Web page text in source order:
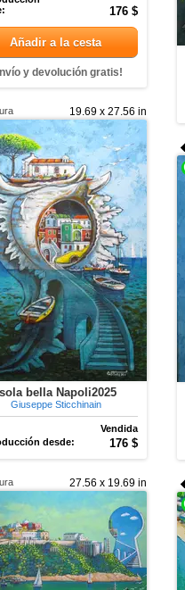
176 $
Añadir a la cesta
y devolución gratis!
19.69 x 27.56 in
Isola bella Napoli2025
Giuseppe Sticchinain
Vendida
desde:
176 $
27.56 x 19.69 in